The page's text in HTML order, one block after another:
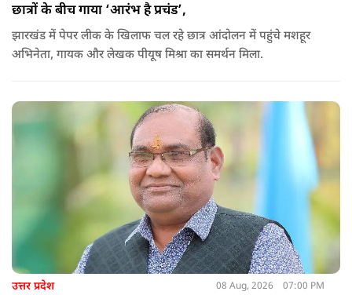
छात्रों के बीच गाया ‘आरंभ है प्रचंड’,
झारखंड में पेपर लीक के खिलाफ चल रहे छात्र आंदोलन में पहुंचे मशहूर
अभिनेता, गायक और लेखक पीयूष मिश्रा का समर्थन मिला.
उत्तर प्रदेश 08 Aug, 2026 07:00 PM